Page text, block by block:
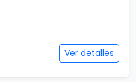
Ver detalles